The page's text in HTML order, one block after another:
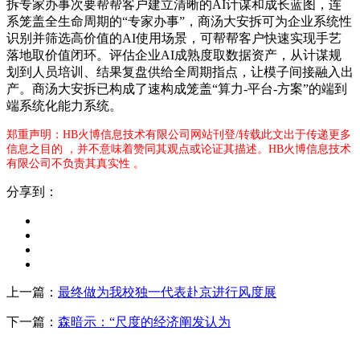
拆专家办事次要帮帮客户建立清晰的AI计谋和成长蓝图，连
系笼盖全生命周期的“专家办事”，商汤大安拆可为企业系统性
识别并筛选高价值的AI使用场景，可帮帮客户快速实现手艺
落地取价值闭环。评估企业AI成熟度取数据资产，从计谋规
划到人员培训、结果复盘供给全周期指点，让模子间接融入出
产。商汤大安拆已构成了速构成笼盖“算力-平台-方案”的端到
端系统化能力系统。
郑重声明：HB火博信息技术有限公司网站刊登/转载此文出于传递更多
信息之目的 ，并不意味着赞同其观点或论证其描述。HB火博信息技术
有限公司不负责其真实性 。
分享到：
上一篇： 最终做为我校独一代表赴京进行风度展
下一篇： 森暗示：“尺度的经济阐发认为